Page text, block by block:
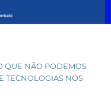
QUE NÃO PODEMOS
TECNOLOGIAS NOS